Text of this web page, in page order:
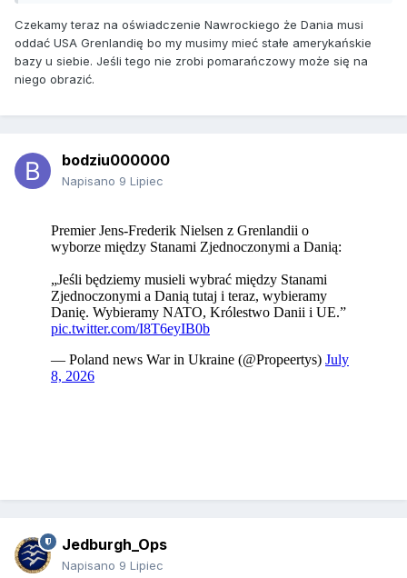
Czekamy teraz na oświadczenie Nawrockiego że Dania musi
oddać USA Grenlandię bo my musimy mieć stałe amerykańskie
bazy u siebie. Jeśli tego nie zrobi pomarańczowy może się na
niego obrazić.
bodziu000000
Napisano 9 Lipiec
Jedburgh_Ops
Napisano 9 Lipiec